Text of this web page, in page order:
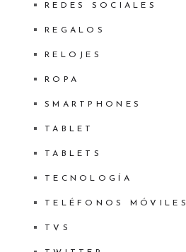
REDES SOCIALES
REGALOS
RELOJES
ROPA
SMARTPHONES
TABLET
TABLETS
TECNOLOGÍA
TELÉFONOS MÓVILES
TVS